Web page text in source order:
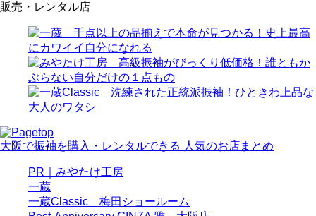
販売・レンタル店
大阪で振袖を購入・レンタルできる 人気のお店まとめ
PR｜みやたけ工房
一蔵
一蔵Classic 梅田ショールーム